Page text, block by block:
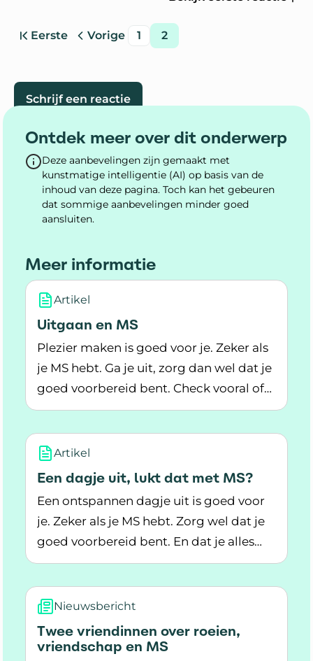
Ga naar
Eerste
pagina Vorige
pagina pagina
1 pagina
2
Schrijf een reactie
Ontdek meer over dit onderwerp
Deze aanbevelingen zijn gemaakt met
kunstmatige intelligentie (AI) op basis van de
inhoud van deze pagina. Toch kan het gebeuren
dat sommige aanbevelingen minder goed
aansluiten.
Meer informatie
Artikel
Uitgaan en MS
Plezier maken is goed voor je. Zeker als
je MS hebt. Ga je uit, zorg dan wel dat je
goed voorbereid bent. Check vooral of
de plek geschikt voor je is.
Lees meer over Uitgaan en MS
Artikel
Een dagje uit, lukt dat met MS?
Een ontspannen dagje uit is goed voor
je. Zeker als je MS hebt. Zorg wel dat je
goed voorbereid bent. En dat je alles
wat je nodig hebt, meeneemt.
Lees meer over Een dagje uit, lukt dat met MS?
Nieuwsbericht
Twee vriendinnen over roeien,
vriendschap en MS